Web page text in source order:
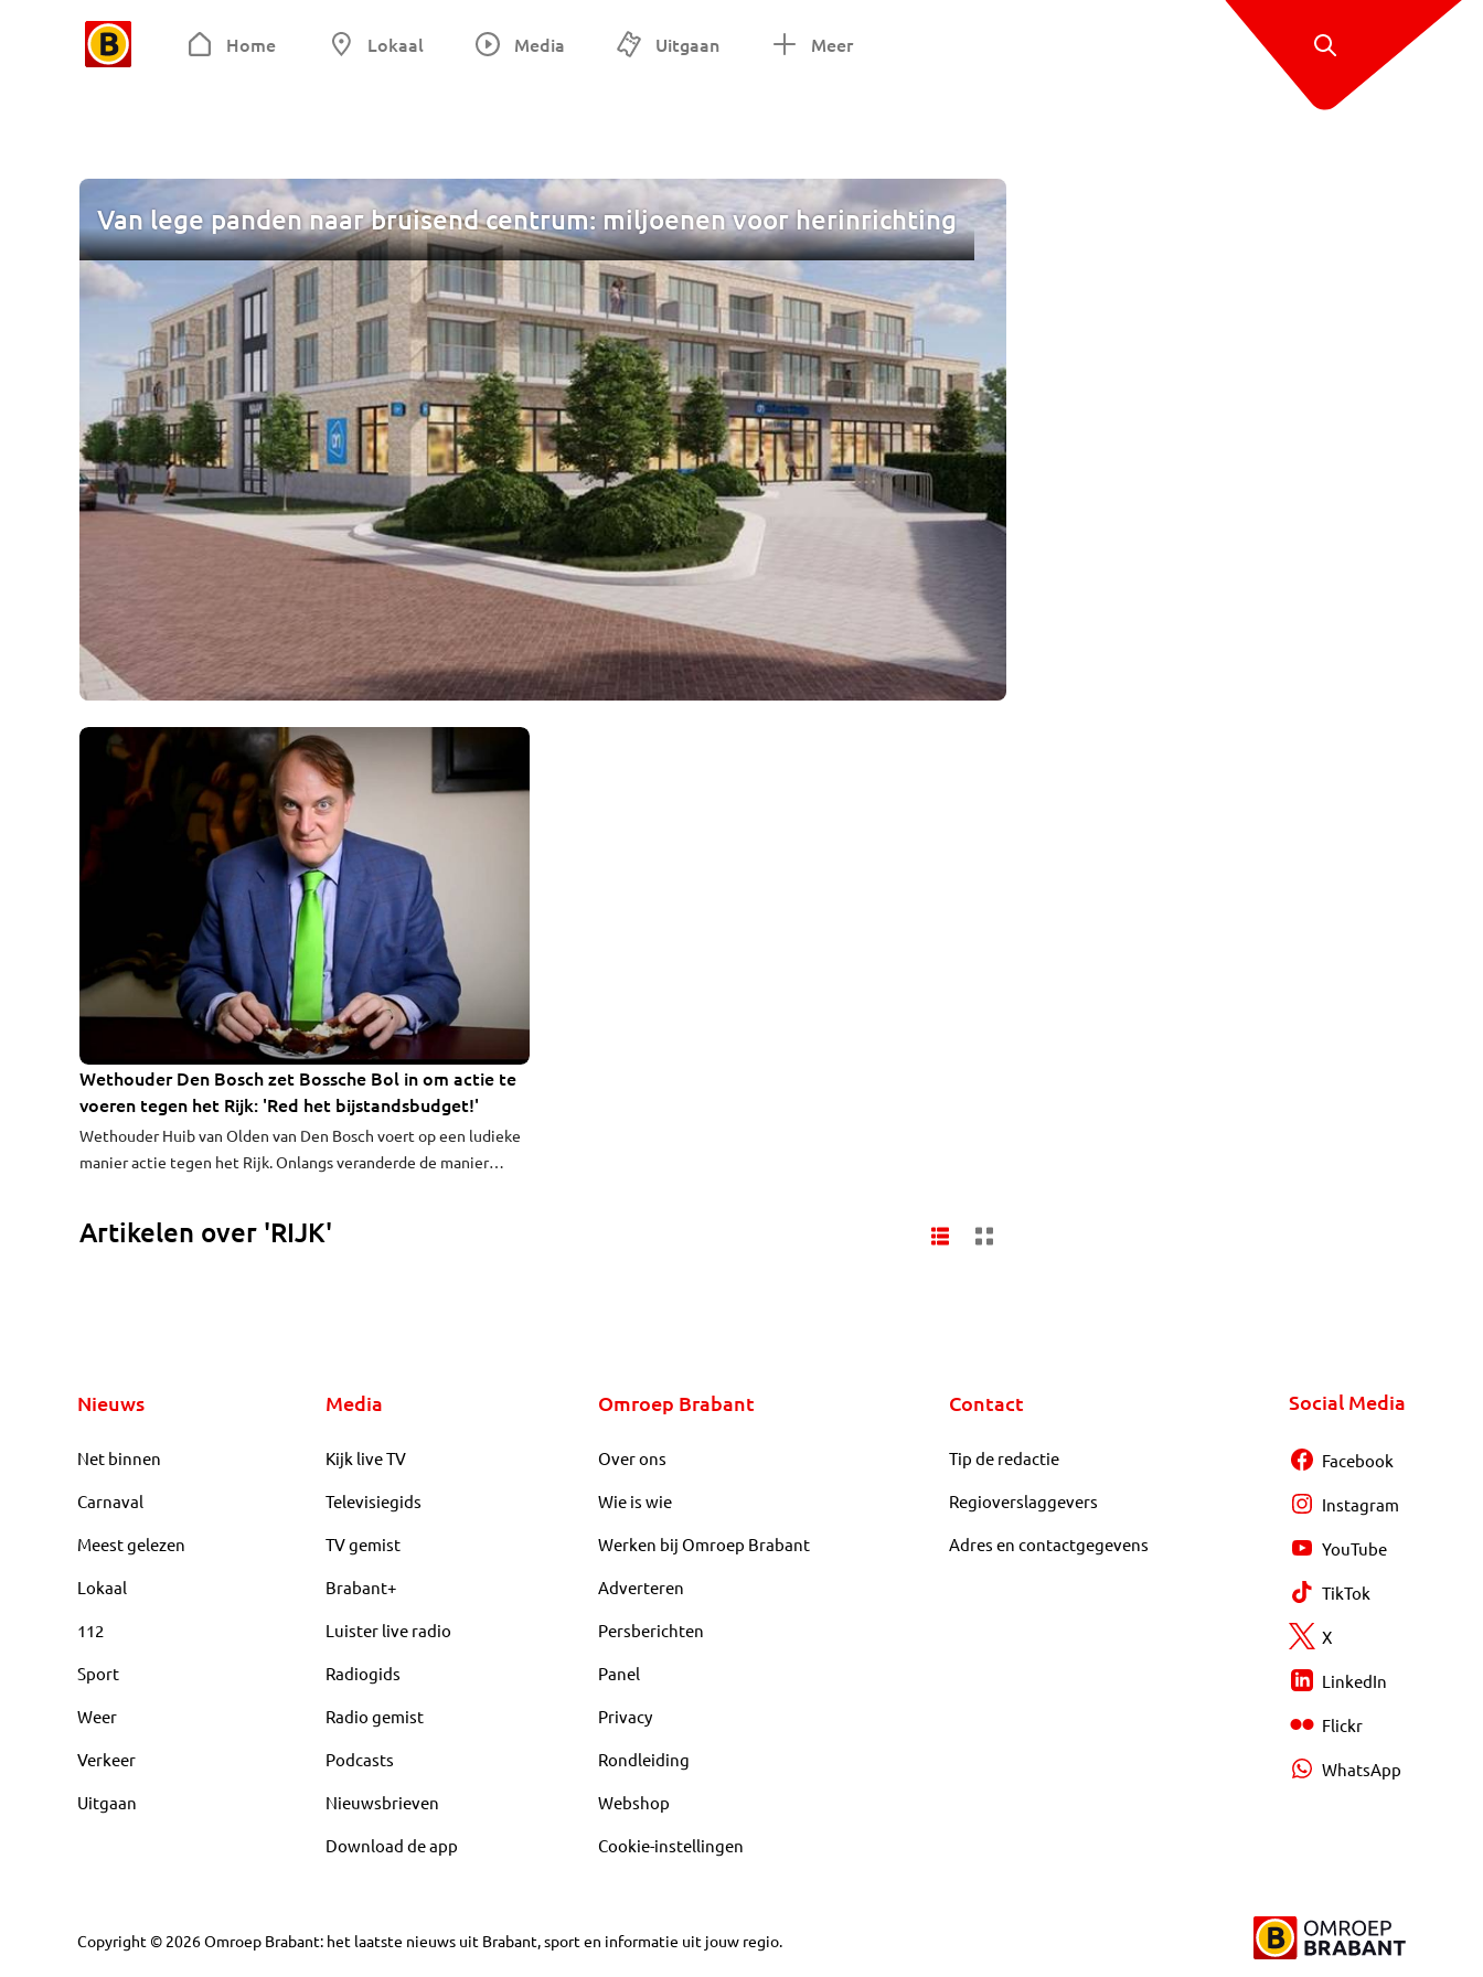
Home Lokaal Media Uitgaan Meer
Van lege panden naar bruisend centrum: miljoenen voor herinrichting
Wethouder Den Bosch zet Bossche Bol in om actie te
voeren tegen het Rijk: 'Red het bijstandsbudget!'
Wethouder Huib van Olden van Den Bosch voert op een ludieke
manier actie tegen het Rijk. Onlangs veranderde de manier
ontvangen. In een YouTube-filmpje roept de wethouder,
Artikelen over 'RIJK'
Nieuws
Net binnen
Carnaval
Meest gelezen
Lokaal
112
Sport
Weer
Verkeer
Uitgaan
Media
Kijk live TV
Televisiegids
TV gemist
Brabant+
Luister live radio
Radiogids
Radio gemist
Podcasts
Nieuwsbrieven
Download de app
Omroep Brabant
Over ons
Wie is wie
Werken bij Omroep Brabant
Adverteren
Persberichten
Panel
Privacy
Rondleiding
Webshop
Cookie-instellingen
Contact
Tip de redactie
Regioverslaggevers
Adres en contactgegevens
Social Media
Facebook
Instagram
YouTube
TikTok
X
LinkedIn
Flickr
WhatsApp
Copyright © 2026Omroep Brabant: het laatste nieuws uit Brabant, sport en informatie uit jouw regio.